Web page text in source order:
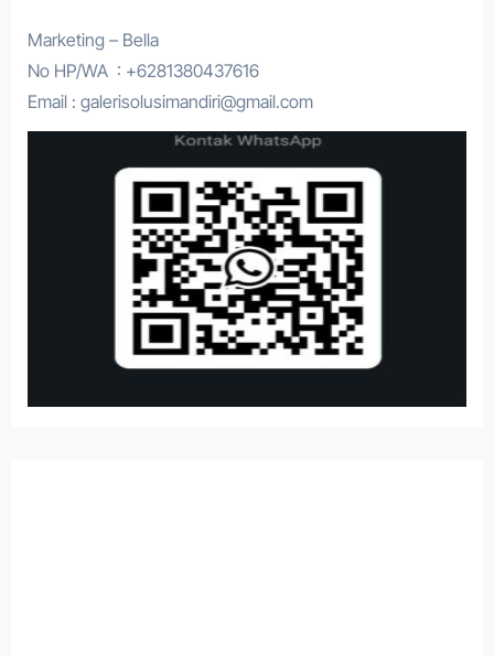
Marketing – Bella
No HP/WA : +6281380437616
Email : galerisolusimandiri@gmail.com